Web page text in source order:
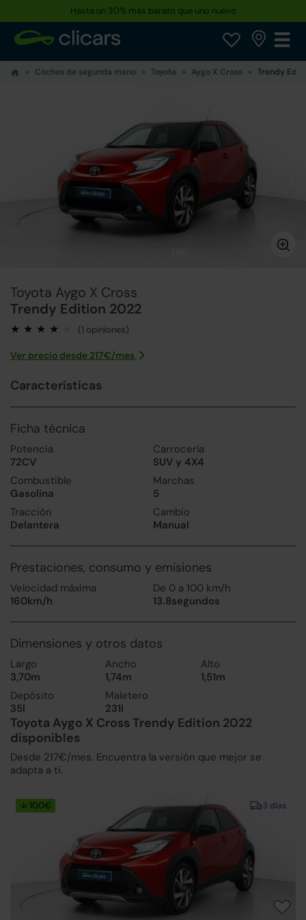
Hasta un 30% más barato que uno nuevo
Coches de segunda mano Toyota Aygo X Cross Trendy
Toyota Aygo X Cross
Trendy Edition 2022
(1 opiniones)
Ver precio desde 217€/mes
Características
Ficha técnica
Potencia
72CV
Carrocería
SUV y 4X4
Combustible
Gasolina
Marchas
5
Tracción
Delantera
Cambio
Manual
Prestaciones, consumo y emisiones
Velocidad máxima
160km/h
De 0 a 100 km/h
13.8segundos
Dimensiones y otros datos
Largo
3,70m
Ancho
1,74m
Alto
1,51m
Depósito
35l
Maletero
231l
Toyota Aygo X Cross Trendy Edition 2022
disponibles
Desde 217€/mes. Encuentra la versión que mejor se
adapta a ti.
3 días
↓ 100€